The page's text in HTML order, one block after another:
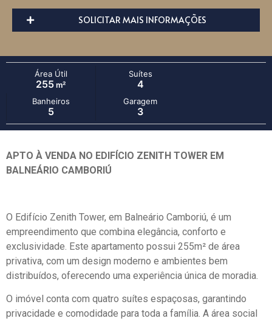
SOLICITAR MAIS INFORMAÇÕES
Área Útil
255 m²
Suítes
4
Banheiros
5
Garagem
3
APTO À VENDA NO EDIFÍCIO ZENITH TOWER EM
BALNEÁRIO CAMBORIÚ
O Edifício Zenith Tower, em Balneário Camboriú, é um
empreendimento que combina elegância, conforto e
exclusividade. Este apartamento possui 255m² de área
privativa, com um design moderno e ambientes bem
distribuídos, oferecendo uma experiência única de moradia.
O imóvel conta com quatro suítes espaçosas, garantindo
privacidade e comodidade para toda a família. A área social